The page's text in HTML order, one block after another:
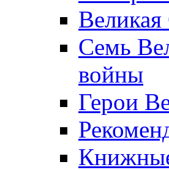
Семь
войны
Герои